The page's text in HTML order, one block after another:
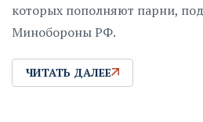
которых пополняют парни,
Минобороны РФ.
ЧИТАТЬ ДАЛЕЕ